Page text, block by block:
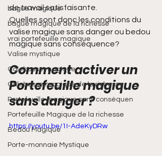
bague magique
bague magique de la richesse
vrai portefeuille magique
Valise mystique
Calebasse magique
Calebasse magique de la richesse
Portefeuille magique sans conséquen
Portefeuille Magique de la richesse
Bedou Magique
Porte-monnaie Mystique
de travail satisfaisante.
Quelles sont donc les conditions du
valise magique sans danger ou bedou
magique sans conséquence?
Comment activer un
Portefeuille magique
sans danger ?
https://youtu.be/1I-AdeKyDRw